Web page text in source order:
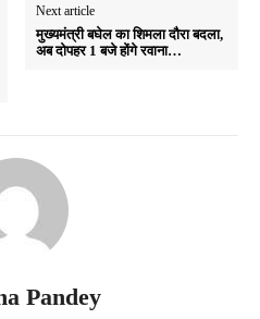
Next article
मुख्यमंत्री बघेल का शिमला दौरा बदला,
अब दोपहर 1 बजे होंगे रवाना…
Pandey